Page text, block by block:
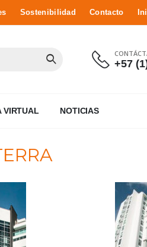
Sostenibilidad Contacto
+57
VIRTUAL NOTICIAS